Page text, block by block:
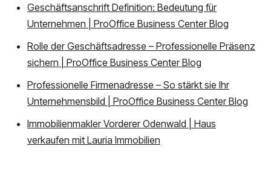
Geschäftsanschrift Definition: Bedeutung für
Unternehmen | ProOffice Business Center Blog
Rolle der Geschäftsadresse – Professionelle Präsenz
sichern | ProOffice Business Center Blog
Professionelle Firmenadresse – So stärkt sie Ihr
Unternehmensbild | ProOffice Business Center Blog
Immobilienmakler Vorderer Odenwald | Haus
verkaufen mit Lauria Immobilien